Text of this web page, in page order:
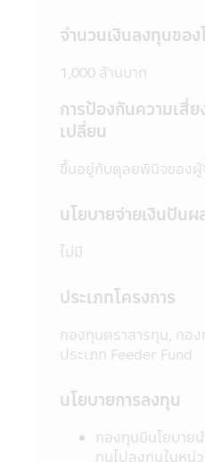
ที่ต้องการทราบข้อมูลกา
จัดการในรายละเอียด ส
บริษัทจัดการ ผู้สนับสนุน
ตั้งจากบริษัทจัดการทุก
กรรมการ ก.ล.ต.
5. ในบางกองทุนที่มีกา
กลุ่มอุตสาหกรรมใดอุต
ประเทศใดประเทศหนึ่ง
ในหนังสือชี้ชวนให้เข้าใ
6. ในกรณีที่มีเหตุการ
ได้รับชำระเงินค่าขายคืน
เวลาที่กำหนด หรืออาจไ
ลงทุนได้ตามที่มีคำสั่งไว้
กำหนดไว้ในหนังสือชี้ชวน
สินทรัพย์สภาพคล่องได้
กรรมการ ก.ล.ต. กำหนด
8. ผู้ลงทุนสามารถตรว
การตัดสินใจลงทุน เช่น
บุคคลที่เกี่ยวข้อง
การลงทุนตามอัตราส่ว
จำนวนเงินลงทุนของ
1,000 ล้านบาท
การป้องกันความเสี่
เปลี่ยน
ขึ้นอยู่กับดุลยพินิจของผู้
นโยบายจ่ายเงินปันผ
ไม่มี
ประเภทโครงการ
กองทุนตราสารทุน, กอ
ประเภท Feeder Fund
นโยบายการลงทุน
กองทุนมีนโยบาย
ทุนไปลงทุนในหน่